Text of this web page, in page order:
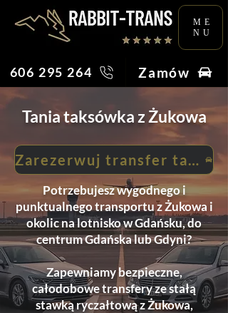
ME
NU
606 295 264 Zamów
Tania taksówka z Żukowa
Zarezerwuj transfer taksówką
Potrzebujesz wygodnego i
punktualnego transportu z Żukowa i
okolic na lotnisko w Gdańsku, do
centrum Gdańska lub Gdyni?
Zapewniamy bezpieczne,
całodobowe transfery ze stałą
stawką ryczałtową z Żukowa,